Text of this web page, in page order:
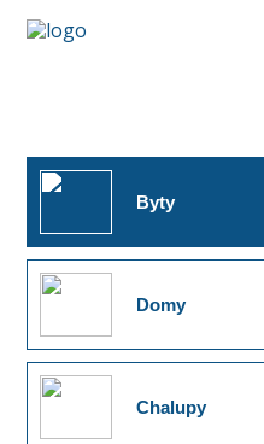
Byty
Domy
Chalupy